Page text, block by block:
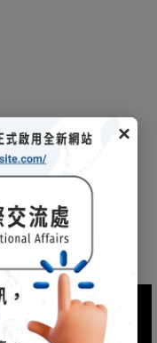
×
課程暨海攬班
briefing.